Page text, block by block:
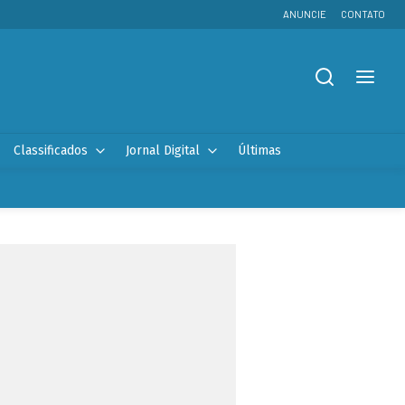
ANUNCIE CONTATO
Classificados Jornal Digital Últimas